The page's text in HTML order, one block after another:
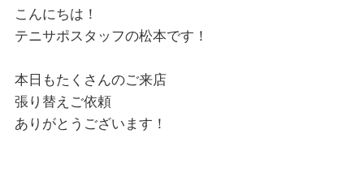
こんにちは！
テニサポスタッフの松本です！
本日もたくさんのご来店
張り替えご依頼
ありがとうございます！